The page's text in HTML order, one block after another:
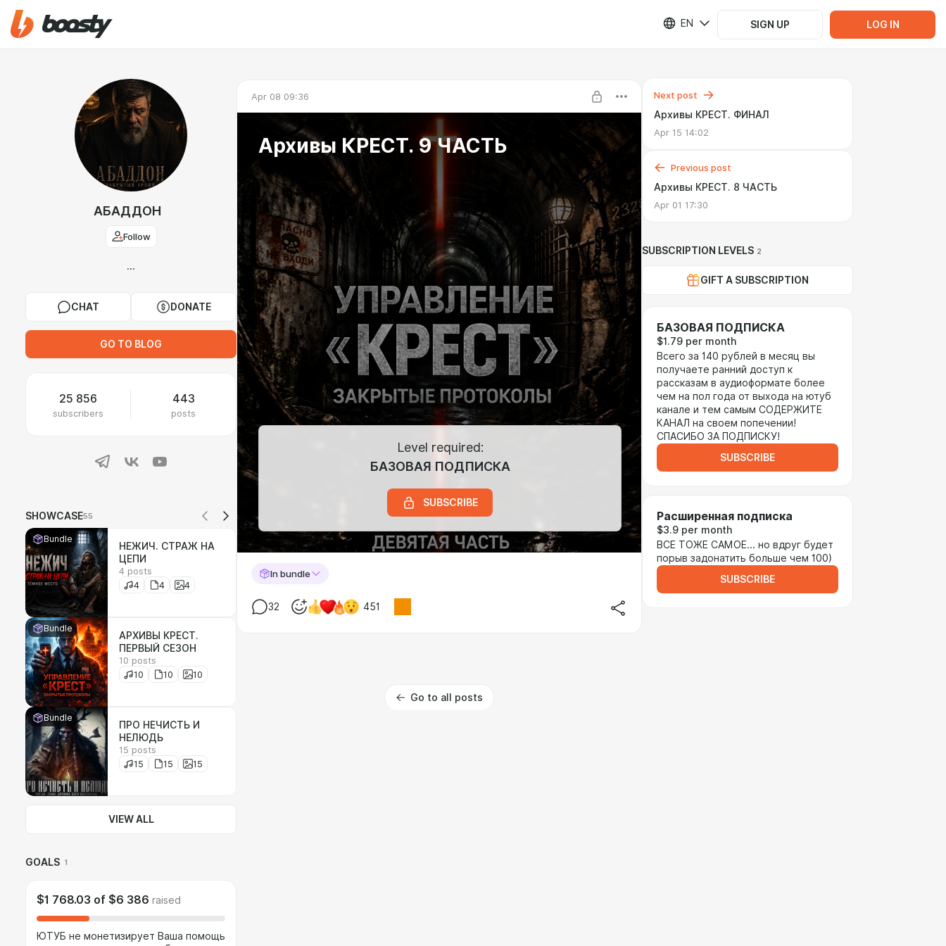
EN SIGN UP LOG IN
АБАДДОН
Follow
...
CHAT DONATE
GO TO BLOG
25 856
subscribers
443
posts
SHOWCASE55
Bundle
НЕЖИЧ. СТРАЖ НА
ЦЕПИ
4 posts
4
4 4
Bundle
АРХИВЫ КРЕСТ.
ПЕРВЫЙ СЕЗОН
10 posts
10
10 10
Bundle
ПРО НЕЧИСТЬ И
НЕЛЮДЬ
15 posts
15
15 15
VIEW ALL
GOALS 1
$1 768.03 of $6 386 raised
ЮТУБ не монетизирует Ваша помощь
Apr 08 09:36
Архивы КРЕСТ. 9 ЧАСТЬ
Level required:
БАЗОВАЯ ПОДПИСКА
SUBSCRIBE
In bundle
32 451
Go to all posts
Next post
Архивы КРЕСТ. ФИНАЛ
Apr 15 14:02
Previous post
Архивы КРЕСТ. 8 ЧАСТЬ
Apr 01 17:30
SUBSCRIPTION LEVELS 2
GIFT A SUBSCRIPTION
БАЗОВАЯ ПОДПИСКА
$1.79 per month
Всего за 140 рублей в месяц вы
получаете ранний доступ к
рассказам в аудиоформате более
чем на пол года от выхода на ютуб
канале и тем самым СОДЕРЖИТЕ
КАНАЛ на своем попечении!
СПАСИБО ЗА ПОДПИСКУ!
SUBSCRIBE
Расширенная подписка
$3.9 per month
ВСЕ ТОЖЕ САМОЕ... но вдруг будет
порыв задонатить больше чем 100)
SUBSCRIBE